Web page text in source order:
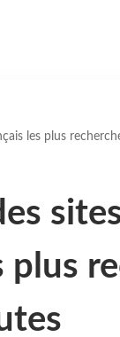
les plus
plus